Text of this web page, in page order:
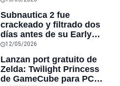
más antiguos
Subnautica 2 fue
crackeado y filtrado dos
días antes de su Early
Access en Steam,
tercera filtración grande
de la semana tras Forza
Horizon 6
12/05/2026
Lanzan port gratuito de
Zelda: Twilight Princess
de GameCube para PC